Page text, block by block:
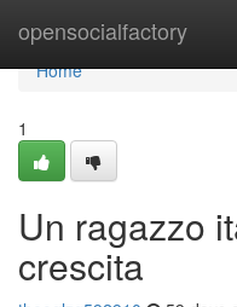
opensocialfactory
Home
Home
1
Un ragazzo
crescita